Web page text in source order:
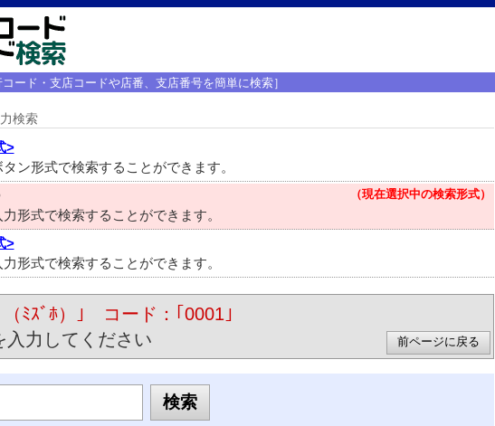
ード・支店コードや店番、支店番号を簡単に検索］
検索
>
ン形式で検索することができます。
（現在選択中の検索形式）
形式で検索することができます。
>
形式で検索することができます。
ﾐｽﾞﾎ）｣ コード：｢0001｣
入力してください